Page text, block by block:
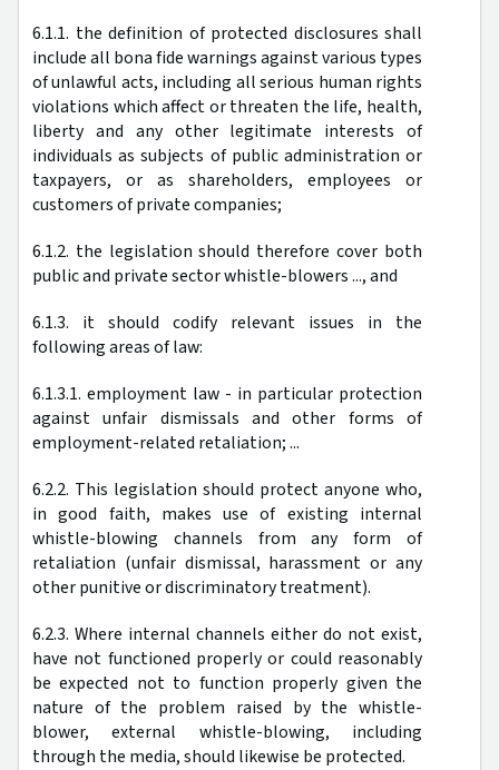
6.1.1. the definition of protected disclosures shall
include all bona fide warnings against various types
of unlawful acts, including all serious human rights
violations which affect or threaten the life, health,
liberty and any other legitimate interests of
individuals as subjects of public administration or
taxpayers, or as shareholders, employees or
customers of private companies;
6.1.2. the legislation should therefore cover both
public and private sector whistle-blowers ..., and
6.1.3. it should codify relevant issues in the
following areas of law:
6.1.3.1. employment law - in particular protection
against unfair dismissals and other forms of
employment-related retaliation; ...
6.2.2. This legislation should protect anyone who,
in good faith, makes use of existing internal
whistle-blowing channels from any form of
retaliation (unfair dismissal, harassment or any
other punitive or discriminatory treatment).
6.2.3. Where internal channels either do not exist,
have not functioned properly or could reasonably
be expected not to function properly given the
nature of the problem raised by the whistle-
blower, external whistle-blowing, including
through the media, should likewise be protected.